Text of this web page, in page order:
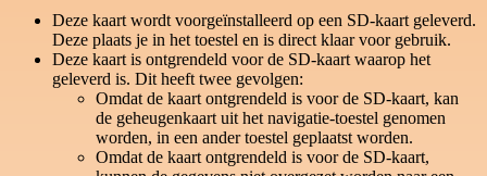
Deze kaart wordt voorgeïnstalleerd op een SD-kaart geleverd.
Deze plaats je in het toestel en is direct klaar voor gebruik.
Deze kaart is ontgrendeld voor de SD-kaart waarop het
geleverd is. Dit heeft twee gevolgen:
Omdat de kaart ontgrendeld is voor de SD-kaart, kan
de geheugenkaart uit het navigatie-toestel genomen
worden, in een ander toestel geplaatst worden.
Omdat de kaart ontgrendeld is voor de SD-kaart,